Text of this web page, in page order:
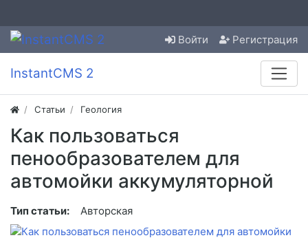
Войти Регистрация
InstantCMS 2
Статьи Геология
Как пользоваться
пенообразователем для
автомойки аккумуляторной
Тип статьи: Авторская